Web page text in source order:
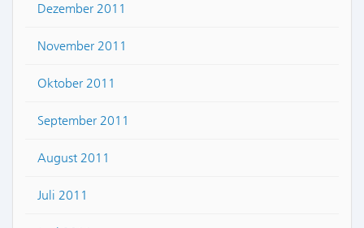
Dezember 2011
November 2011
Oktober 2011
September 2011
August 2011
Juli 2011